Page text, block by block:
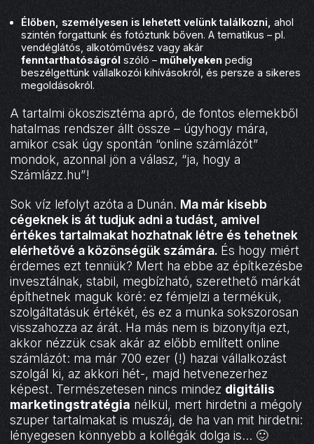
Élőben, személyesen is lehetett velünk találkozni, ahol
szintén forgattunk és fotóztunk bőven. A tematikus – pl.
vendéglátós, alkotóművész vagy akár
fenntarthatóságról szóló – műhelyeken pedig
beszélgettünk vállalkozói kihívásokról, és persze a sikeres
megoldásokról.
A tartalmi ökoszisztéma apró, de fontos elemekből
hatalmas rendszer állt össze – úgyhogy mára,
amikor csak úgy spontán “online számlázót”
mondok, azonnal jön a válasz, “ja, hogy a
Számlázz.hu”!
Sok víz lefolyt azóta a Dunán. Ma már kisebb
cégeknek is át tudjuk adni a tudást, amivel
értékes tartalmakat hozhatnak létre és tehetnek
elérhetővé a közönségük számára. És hogy miért
érdemes ezt tenniük? Mert ha ebbe az építkezésbe
invesztálnak, stabil, megbízható, szerethető márkát
építhetnek maguk köré: ez fémjelzi a termékük,
szolgáltatásuk értékét, és ez a munka sokszorosan
visszahozza az árát. Ha más nem is bizonyítja ezt,
akkor nézzük csak akár az előbb említett online
számlázót: ma már 700 ezer (!) hazai vállalkozást
szolgál ki, az akkori hét-, majd hetvenezerhez
képest. Természetesen nincs mindez digitális
marketingstratégia nélkül, mert hirdetni a mégoly
szuper tartalmakat is muszáj, de ha van mit hirdetni:
lényegesen könnyebb a kollégák dolga is… 🙂